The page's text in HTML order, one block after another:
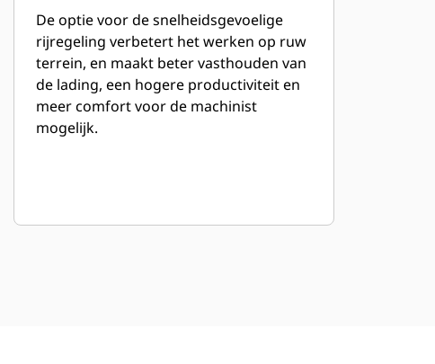
De optie voor de snelheidsgevoelige
rijregeling verbetert het werken op ruw
terrein, en maakt beter vasthouden van
de lading, een hogere productiviteit en
meer comfort voor de machinist
mogelijk.